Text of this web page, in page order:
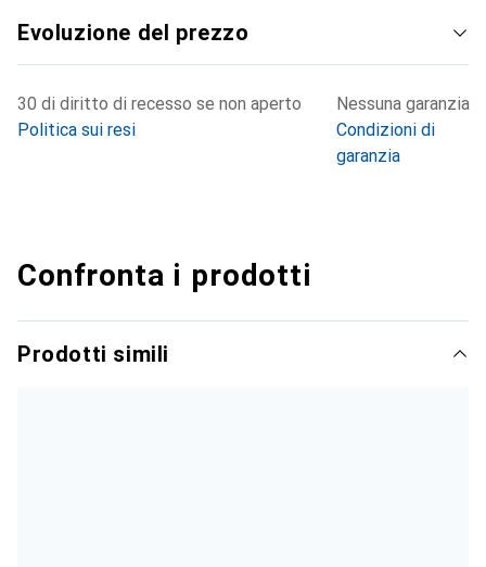
Evoluzione del prezzo
30 di diritto di recesso se non aperto
Politica sui resi
Nessuna garanzia
Condizioni di
garanzia
Confronta i prodotti
Prodotti simili